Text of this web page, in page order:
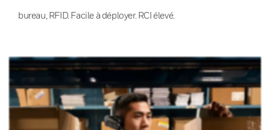
bureau, RFID. Facile à déployer. RCI élevé.